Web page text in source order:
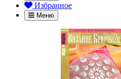
Избранное
Меню